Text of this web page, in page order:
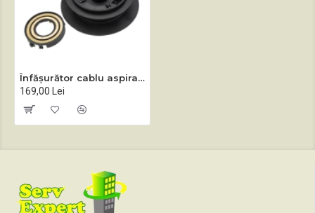
Înfășurător cablu aspirator Sprintus ERA
169,00 Lei